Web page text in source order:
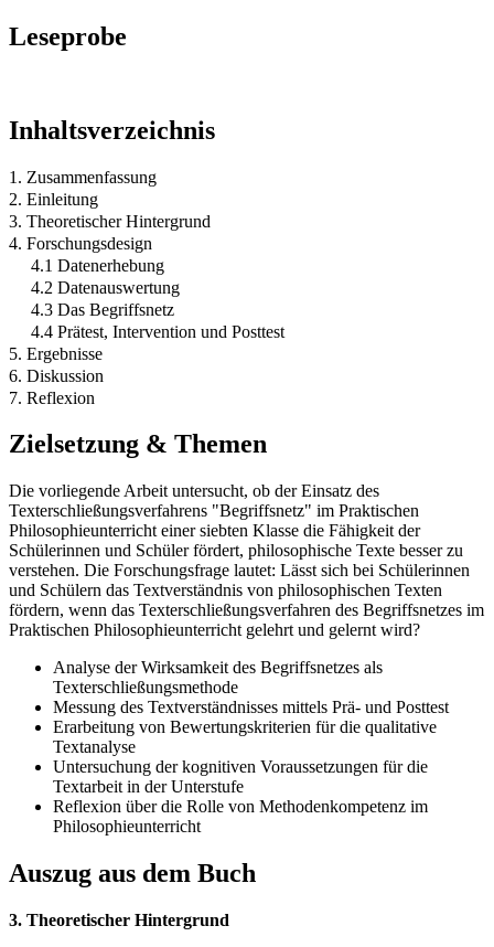
Leseprobe
Inhaltsverzeichnis
1. Zusammenfassung
2. Einleitung
3. Theoretischer Hintergrund
4. Forschungsdesign
4.1 Datenerhebung
4.2 Datenauswertung
4.3 Das Begriffsnetz
4.4 Prätest, Intervention und Posttest
5. Ergebnisse
6. Diskussion
7. Reflexion
Zielsetzung & Themen
Die vorliegende Arbeit untersucht, ob der Einsatz des
Texterschließungsverfahrens "Begriffsnetz" im Praktischen
Philosophieunterricht einer siebten Klasse die Fähigkeit der
Schülerinnen und Schüler fördert, philosophische Texte besser zu
verstehen. Die Forschungsfrage lautet: Lässt sich bei Schülerinnen
und Schülern das Textverständnis von philosophischen Texten
fördern, wenn das Texterschließungsverfahren des Begriffsnetzes im
Praktischen Philosophieunterricht gelehrt und gelernt wird?
Analyse der Wirksamkeit des Begriffsnetzes als
Texterschließungsmethode
Messung des Textverständnisses mittels Prä- und Posttest
Erarbeitung von Bewertungskriterien für die qualitative
Textanalyse
Untersuchung der kognitiven Voraussetzungen für die
Textarbeit in der Unterstufe
Reflexion über die Rolle von Methodenkompetenz im
Philosophieunterricht
Auszug aus dem Buch
3. Theoretischer Hintergrund